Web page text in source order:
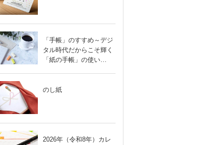
「手帳」のすすめ～デジ
タル時代だからこそ輝く
「紙の手帳」の使い…
のし紙
2026年（令和8年）カレ